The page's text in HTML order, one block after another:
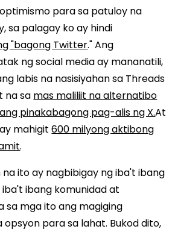
para sa patuloy na
sa palagay ko ay hindi
"bagong Twitter." Ang
ng social media ay mananatili,
labis na nasisiyahan sa Threads
na sa mas maliliit na alternatibo
pinakabagong pag-alis ng X.At
mahigit600 milyong aktibong
.
ito ay nagbibigay ng iba't ibang
ibang komunidad at
sa mga ito ang magiging
opsyon para sa lahat. Bukod dito,